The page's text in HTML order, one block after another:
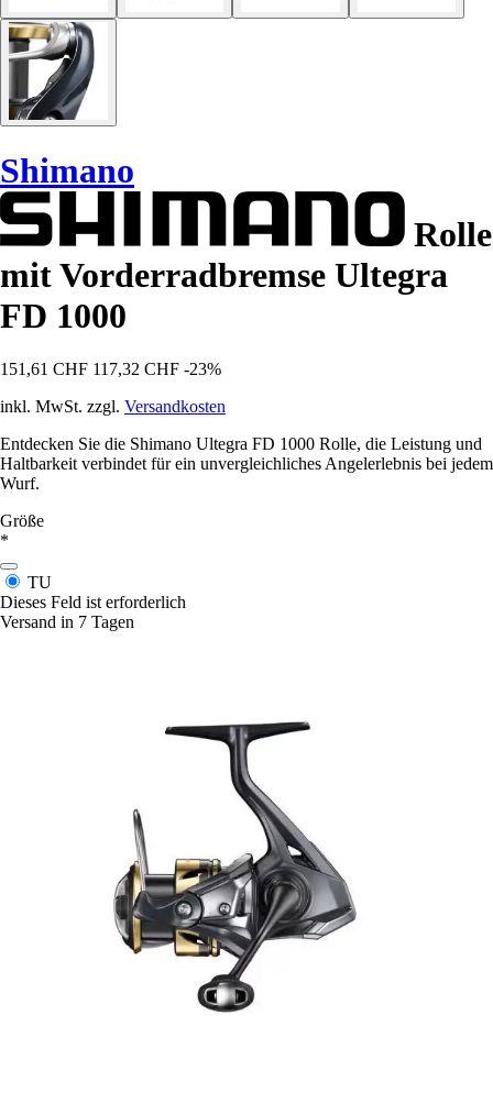
Shimano
Rolle
mit Vorderradbremse Ultegra
FD 1000
151,61 CHF 117,32 CHF -23%
inkl. MwSt. zzgl. Versandkosten
Entdecken Sie die Shimano Ultegra FD 1000 Rolle, die Leistung und
Haltbarkeit verbindet für ein unvergleichliches Angelerlebnis bei jedem
Wurf.
Größe
*
TU
Dieses Feld ist erforderlich
Versand in 7 Tagen